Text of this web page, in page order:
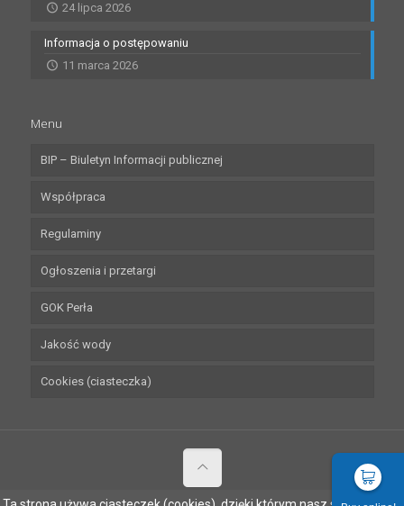
24 lipca 2026
Informacja o postępowaniu
11 marca 2026
Menu
BIP – Biuletyn Informacji publicznej
Współpraca
Regulaminy
Ogłoszenia i przetargi
GOK Perła
Jakość wody
Cookies (ciasteczka)